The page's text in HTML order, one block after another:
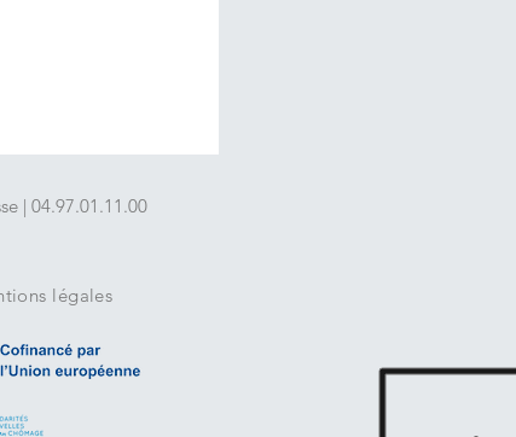
| 04.97.01.11.00
légales